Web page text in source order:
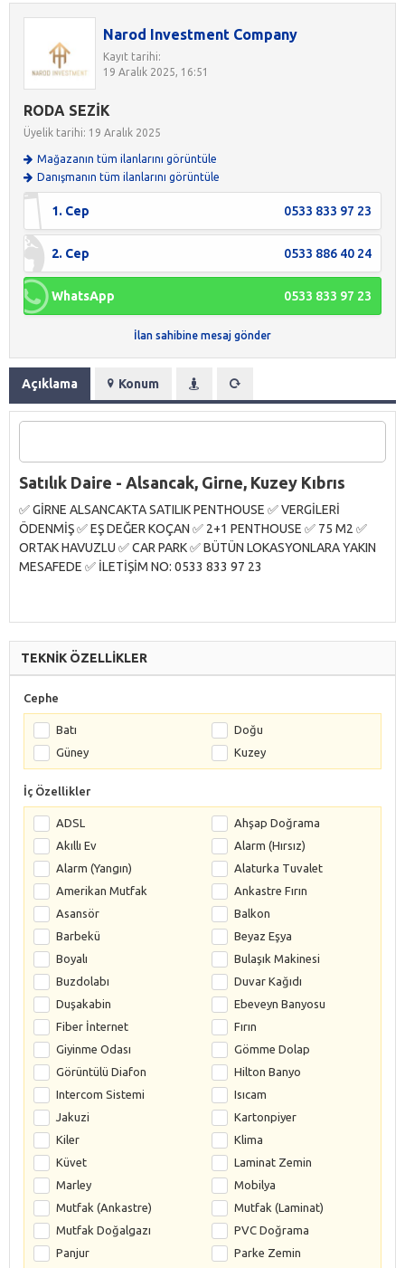
Narod Investment Company
Kayıt tarihi:
19 Aralık 2025, 16:51
RODA SEZİK
Üyelik tarihi: 19 Aralık 2025
Mağazanın tüm ilanlarını görüntüle
Danışmanın tüm ilanlarını görüntüle
1. Cep 0533 833 97 23
2. Cep 0533 886 40 24
WhatsApp 0533 833 97 23
İlan sahibine mesaj gönder
Açıklama Konum
Satılık Daire - Alsancak, Girne, Kuzey Kıbrıs
✅ GİRNE ALSANCAKTA SATILIK PENTHOUSE ✅ VERGİLERİ
ÖDENMİŞ ✅ EŞ DEĞER KOÇAN ✅ 2+1 PENTHOUSE ✅ 75 M2 ✅
ORTAK HAVUZLU ✅ CAR PARK ✅ BÜTÜN LOKASYONLARA YAKIN
MESAFEDE ✅ İLETİŞİM NO: 0533 833 97 23
TEKNİK ÖZELLİKLER
Cephe
Batı
Doğu
Güney
Kuzey
İç Özellikler
ADSL
Ahşap Doğrama
Akıllı Ev
Alarm (Hırsız)
Alarm (Yangın)
Alaturka Tuvalet
Amerikan Mutfak
Ankastre Fırın
Asansör
Balkon
Barbekü
Beyaz Eşya
Boyalı
Bulaşık Makinesi
Buzdolabı
Duvar Kağıdı
Duşakabin
Ebeveyn Banyosu
Fiber İnternet
Fırın
Giyinme Odası
Gömme Dolap
Görüntülü Diafon
Hilton Banyo
Intercom Sistemi
Isıcam
Jakuzi
Kartonpiyer
Kiler
Klima
Küvet
Laminat Zemin
Marley
Mobilya
Mutfak (Ankastre)
Mutfak (Laminat)
Mutfak Doğalgazı
PVC Doğrama
Panjur
Parke Zemin